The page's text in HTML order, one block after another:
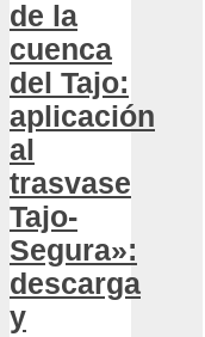
de la
cuenca
del Tajo:
aplicación
al
trasvase
Tajo-
Segura»:
descarga
y